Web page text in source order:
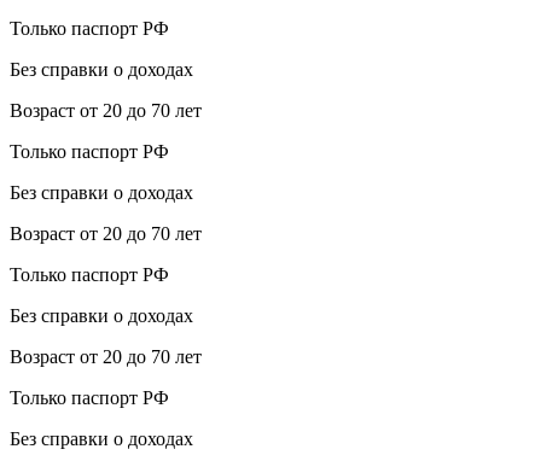
Только паспорт РФ
Без справки о доходах
Возраст от 20 до 70 лет
Только паспорт РФ
Без справки о доходах
Возраст от 20 до 70 лет
Только паспорт РФ
Без справки о доходах
Возраст от 20 до 70 лет
Только паспорт РФ
Без справки о доходах